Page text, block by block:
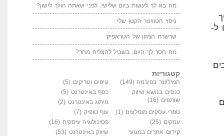
ל-
מה בא לך לעשות ביום שלישי, לפני שאתה הולך לישון?
ניסוי הטוויטר הקטן שלי
שרשרת המזון של הטראפיק
מה חסר לך היום, בשביל להצליח מחר?
קטגוריות
המיליונר בפיג'מה (149) טיפים וטריקים (5)
כנסים בנושא שיווק
שותפים (16)
כסף באינטרנט (5)
מיתוג באינטרנט (2)
ספרי עסקים מומלצים (1) עוף טופיק (7)
עסקים (25) פסיכולוגיה עיסקית (16)
קידום אתרים במנועי
שיווק באינטרנט (53)